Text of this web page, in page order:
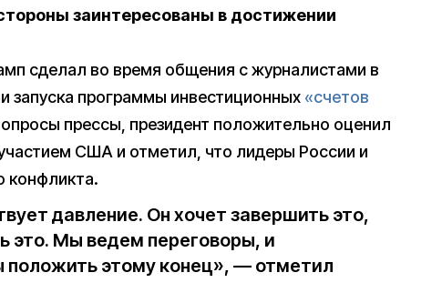
заинтересованы в достижении
сделал во время общения с журналистами в
запуска программы инвестиционных «счетов
прессы, президент положительно оценил
США и отметил, что лидеры России и
конфликта.
давление. Он хочет завершить это,
это. Мы ведем переговоры, и
этому конец», — отметил